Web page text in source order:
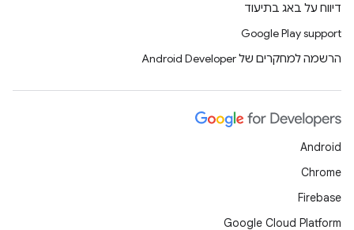
דיווח על באג בתיעוד
Google Play support
הרשמה למחקרים של Android Developer
Android
Chrome
Firebase
Google Cloud Platform